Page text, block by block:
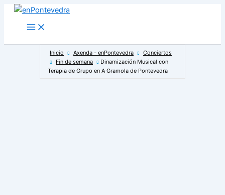
Main
Menu
Inicio Axenda - enPontevedra
Conciertos
Fin de semana
Dinamización Musical con
Terapia de Grupo en A Gramola de Pontevedra